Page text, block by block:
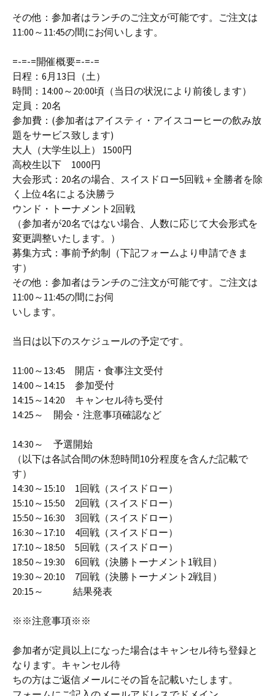
その他：参加者はランチのご注文が可能です。ご注文は
11:00～11:45の間にお伺いします。
=-=-=開催概要=-=-=
日程：6月13日（土）
時間：14:00～20:00頃（当日の状況により前後します）
定員：20名
参加費：(参加者はアイスティ・アイスコーヒーの飲み放
題をサービス致します)
大人（大学生以上） 1500円
高校生以下 1000円
大会形式：20名の場合、スイスドロー5回戦＋全勝者を除
く上位4名による決勝ラ
ウンド・トーナメント2回戦
（参加者が20名ではない場合、人数に応じて大会形式を
変更調整いたします。）
募集方式：事前予約制（下記フォームより申請できま
す）
その他：参加者はランチのご注文が可能です。ご注文は
11:00～11:45の間にお伺
いします。
当日は以下のスケジュールの予定です。
11:00～13:45 開店・食事注文受付
14:00～14:15 参加受付
14:15～14:20 キャンセル待ち受付
14:25～ 開会・注意事項確認など
14:30～ 予選開始
（以下は各試合間の休憩時間10分程度を含んだ記載で
す）
14:30～15:10 1回戦（スイスドロー）
15:10～15:50 2回戦（スイスドロー）
15:50～16:30 3回戦（スイスドロー）
16:30～17:10 4回戦（スイスドロー）
17:10～18:50 5回戦（スイスドロー）
18:50～19:30 6回戦（決勝トーナメント1戦目）
19:30～20:10 7回戦（決勝トーナメント2戦目）
20:15～ 結果発表
※※注意事項※※
参加者が定員以上になった場合はキャンセル待ち登録と
なります。キャンセル待
ちの方はご返信メールにその旨を記載いたします。